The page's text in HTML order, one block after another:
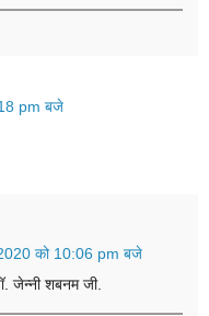
pm बजे
को 10:06 pm बजे
जेन्नी शबनम जी.